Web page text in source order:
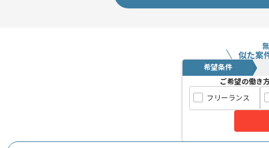
似た案
希望条件
ご希望の働き
フリーランス